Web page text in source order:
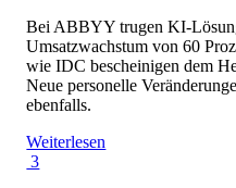
Bei ABBYY trugen KI-
Umsatzwachstum von 60
wie IDC bescheinigen dem
Neue personelle
ebenfalls.
Weiterlesen
3